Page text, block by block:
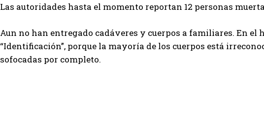
Las autoridades hasta el momento reportan 12 personas
Aun no han entregado cadáveres y cuerpos a familiares. En el
“Identificación”, porque la mayoría de los cuerpos está
sofocadas por completo.